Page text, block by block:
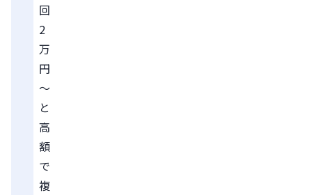
回
2
万
円
～
と
高
額
で
複